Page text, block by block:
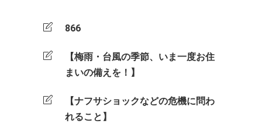
866
【梅雨・台風の季節、いま一度お住
まいの備えを！】
【ナフサショックなどの危機に問わ
れること】